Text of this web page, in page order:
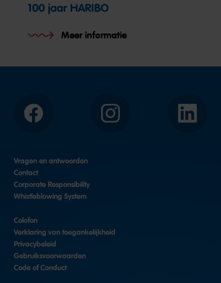
100 jaar HARIBO
Meer informatie
Facebook Instagram LinkedIn
Vragen en antwoorden
Contact
Corporate Responsibility
Whistleblowing System
Colofon
Verklaring van toegankelijkheid
Privacybeleid
Gebruiksvoorwaarden
Code of Conduct